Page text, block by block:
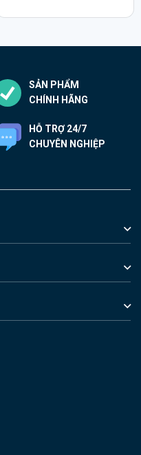
SẢN PHẨM
CHÍNH HÃNG
HỖ TRỢ 24/7
CHUYÊN NGHIỆP